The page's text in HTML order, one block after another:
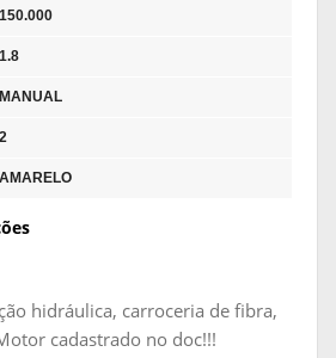
150.000
1.8
MANUAL
2
AMARELO
hidráulica, carroceria de fibra,
cadastrado no doc!!!